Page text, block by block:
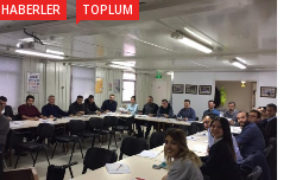
HABERLER TOPLUM